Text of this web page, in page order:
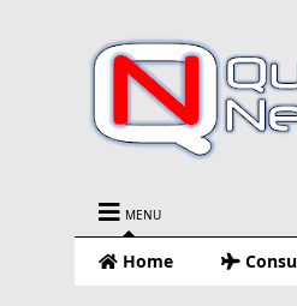
MENU
Home